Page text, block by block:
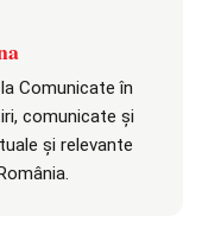
Comunicate în
comunicate și
și relevante